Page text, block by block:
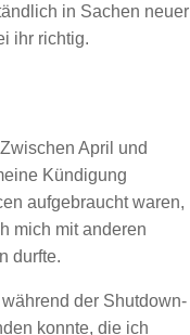
in Sachen neuer
ihr richtig.
April und
Kündigung
aufgebraucht waren,
mich mit anderen
durfte.
der Shutdown-
konnte, die ich